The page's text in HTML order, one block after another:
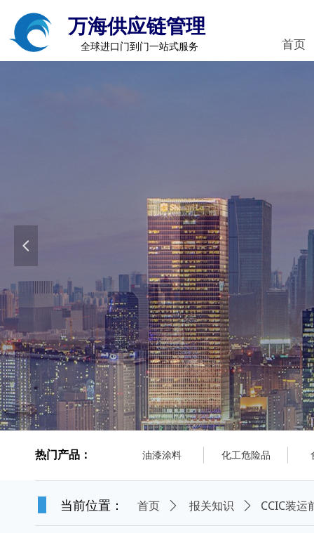
넳
首页
万海供应链管理
全球进口门到门一站式服务
首页 ꄲ 报关知识 ꄲ CCIC装运
油漆涂料 化工危险品
热门产品：
当前位置：